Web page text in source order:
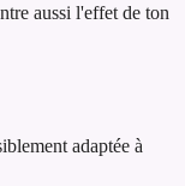
aussi l'effet de ton
adaptée à